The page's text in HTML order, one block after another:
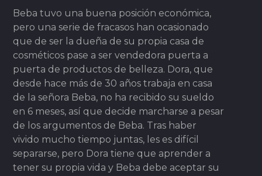
Beba tuvo una buena posición económica,
pero una serie de fracasos han ocasionado
que de ser la dueña de su propia casa de
cosméticos pase a ser vendedora puerta a
puerta de productos de belleza. Dora, que
desde hace más de 30 años trabaja en casa
de la señora Beba, no ha recibido su sueldo
en 6 meses, así que decide marcharse a pesar
de los argumentos de Beba. Tras haber
vivido mucho tiempo juntas, les es difícil
separarse, pero Dora tiene que aprender a
tener su propia vida y Beba debe aceptar su